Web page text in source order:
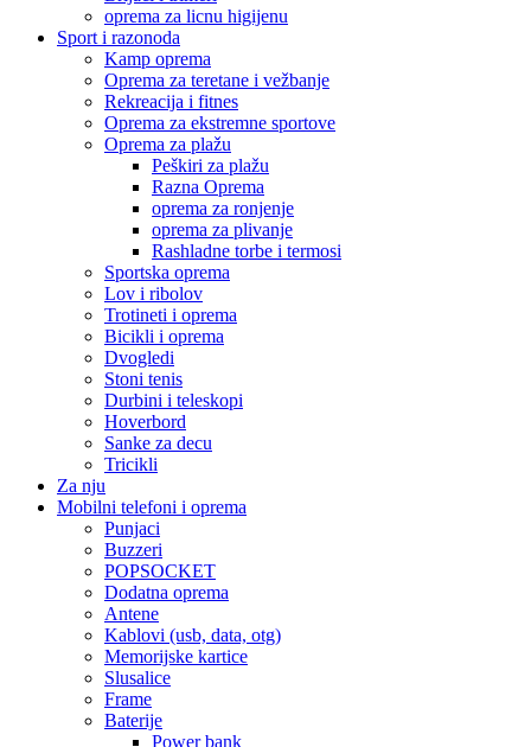
oprema za licnu higijenu
Sport i razonoda
Kamp oprema
Oprema za teretane i vežbanje
Rekreacija i fitnes
Oprema za ekstremne sportove
Oprema za plažu
Peškiri za plažu
Razna Oprema
oprema za ronjenje
oprema za plivanje
Rashladne torbe i termosi
Sportska oprema
Lov i ribolov
Trotineti i oprema
Bicikli i oprema
Dvogledi
Stoni tenis
Durbini i teleskopi
Hoverbord
Sanke za decu
Tricikli
Za nju
Mobilni telefoni i oprema
Punjaci
Buzzeri
POPSOCKET
Dodatna oprema
Antene
Kablovi (usb, data, otg)
Memorijske kartice
Slusalice
Frame
Baterije
Power bank